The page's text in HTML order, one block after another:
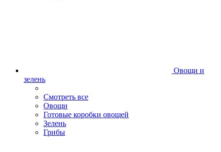
Овощи и
зелень
Смотреть все
Овощи
Готовые коробки овощей
Зелень
Грибы